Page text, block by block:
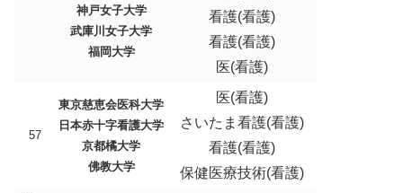
神戸女子大学
武庫川女子大学
福岡大学
看護(看護)
看護(看護)
医(看護)
57
東京慈恵会医科大学
日本赤十字看護大学
京都橘大学
佛教大学
医(看護)
さいたま看護(看護)
看護(看護)
保健医療技術(看護)